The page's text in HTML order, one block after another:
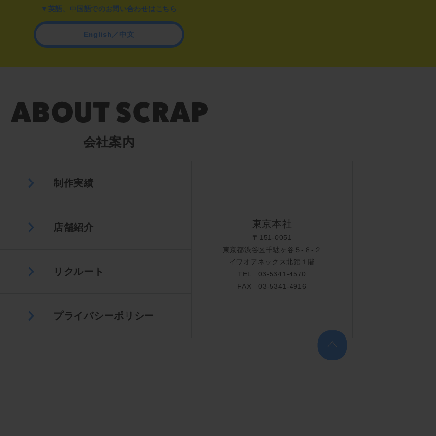
▼英語、中国語でのお問い合わせはこちら
English／中文
会社案内
制作実績
店舗紹介
リクルート
プライバシーポリシー
東京本社
〒151-0051
東京都渋谷区千駄ヶ谷５-８-２
イワオアネックス北館１階
TEL 03-5341-4570
FAX 03-5341-4916